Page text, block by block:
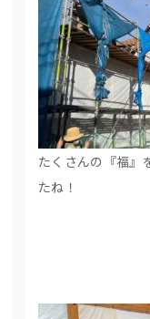
たくさんの『福』
たね！